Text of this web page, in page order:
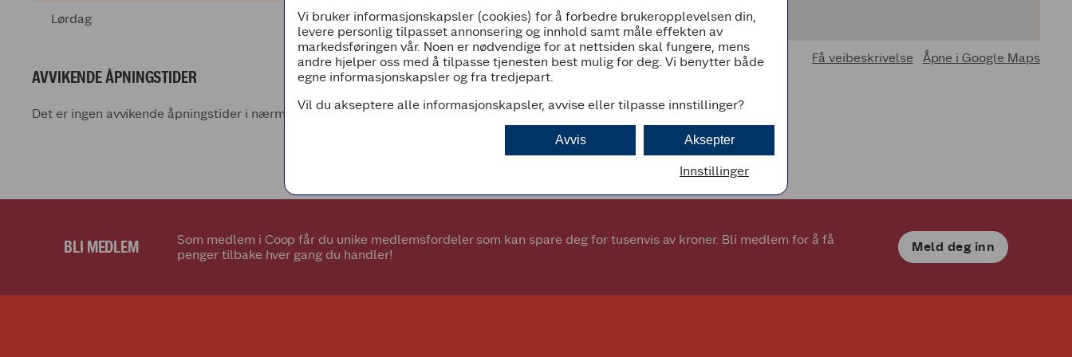
Lørdag 07:00 - 23:00
AVVIKENDE ÅPNINGSTIDER
Det er ingen avvikende åpningstider i nærmeste fremtid
Få veibeskrivelse Åpne i Google Maps
BLI MEDLEM
Som medlem i Coop får du unike medlemsfordeler som kan spare deg for tusenvis av kroner. Bli medlem for å få
penger tilbake hver gang du handler!
Meld deg inn
Vi bruker informasjonskapsler (cookies) for å forbedre brukeropplevelsen din,
levere personlig tilpasset annonsering og innhold samt måle effekten av
markedsføringen vår. Noen er nødvendige for at nettsiden skal fungere, mens
andre hjelper oss med å tilpasse tjenesten best mulig for deg. Vi benytter både
egne informasjonskapsler og fra tredjepart.
Vil du akseptere alle informasjonskapsler, avvise eller tilpasse innstillinger?
Aksepter
Avvis
Innstillinger